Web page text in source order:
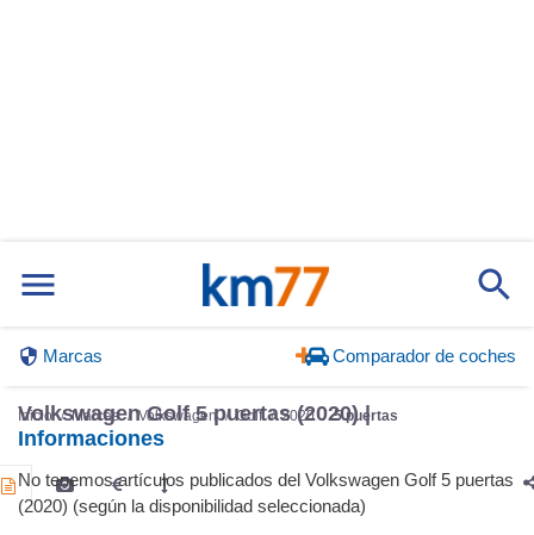
Marcas Comparador de coches
Inicio Marcas Volkswagen Golf 2020 5 puertas
Volkswagen Golf 5 puertas (2020) |
Informaciones
No tenemos artículos publicados del Volkswagen Golf 5 puertas
(2020) (según la disponibilidad seleccionada)